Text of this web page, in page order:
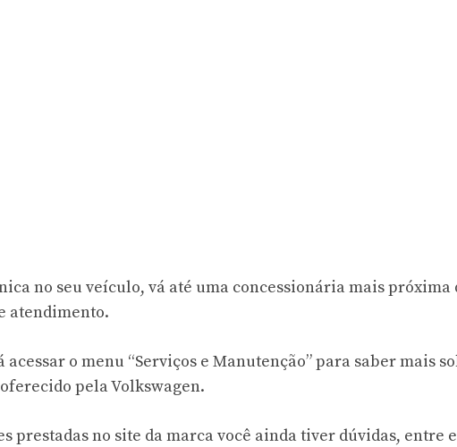
no seu veículo, vá até uma concessionária mais próxima
atendimento.
acessar o menu “Serviços e Manutenção” para saber mais
pela Volkswagen.
prestadas no site da marca você ainda tiver dúvidas, entre